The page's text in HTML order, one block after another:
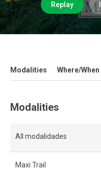
Replay
Modalities Where/When
Modalities
All modalidades
Maxi Trail